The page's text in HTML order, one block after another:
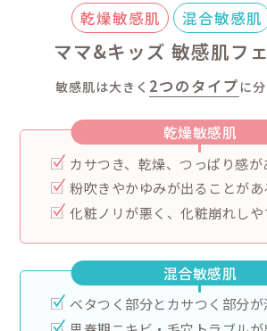
ヒトの皮膚の
セラミド」を
てじわじわと
るおい＆バリ